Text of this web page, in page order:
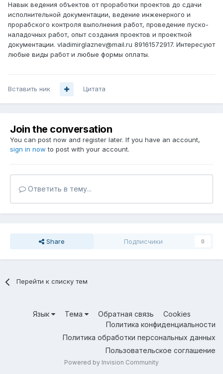
Навык ведения объектов от проработки проектов до сдачи
исполнительной документации, ведение инженерного и
прорабского контроля выполнения работ, проведение пуско-
наладочных работ, опыт создания проектов и проектной
документации. vladimirglaznev@mail.ru 89161572917. Интересуют
любые виды работ и любые формы оплаты.
Вставить ник Цитата
Join the conversation
You can post now and register later. If you have an account,
sign in now to post with your account.
Ответить в тему...
Share Подписчики 0
Перейти к списку тем
Язык Тема Обратная связь
Cookies
Политика конфиденциальности
Политика обработки персональных данных
Пользовательское соглашение
Powered by Invision Community